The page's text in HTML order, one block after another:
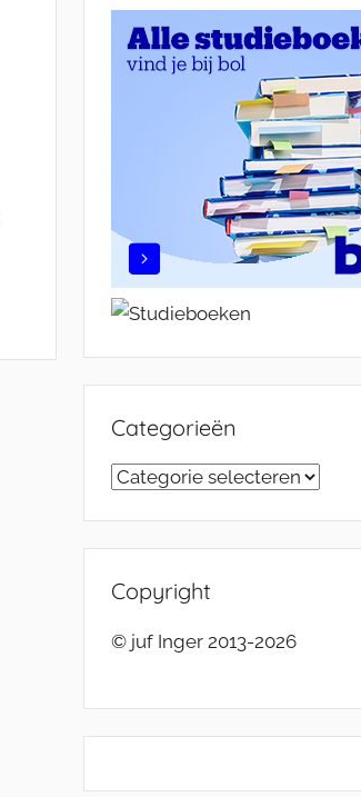
Categorieën
Categorieën
Copyright
© juf Inger 2013-2026